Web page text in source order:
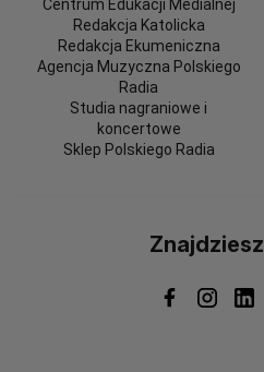
Centrum Edukacji Medialnej
Redakcja Katolicka
Redakcja Ekumeniczna
Agencja Muzyczna Polskiego
Radia
Studia nagraniowe i
koncertowe
Sklep Polskiego Radia